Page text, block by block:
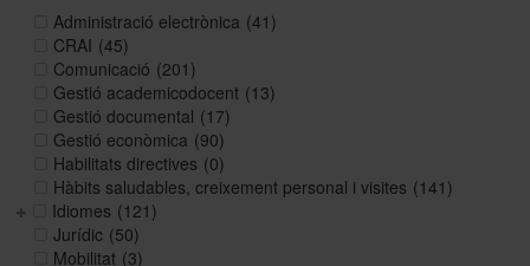
Autoaprenentatge
Ajuts
Històric i memòries
Administració electrònica (41)
CRAI (45)
Comunicació (201)
Gestió academicodocent (13)
Gestió documental (17)
Gestió econòmica (90)
Habilitats directives (0)
Hàbits saludables, creixement personal i visites (141)
Idiomes (121)
Jurídic (50)
Mobilitat (3)